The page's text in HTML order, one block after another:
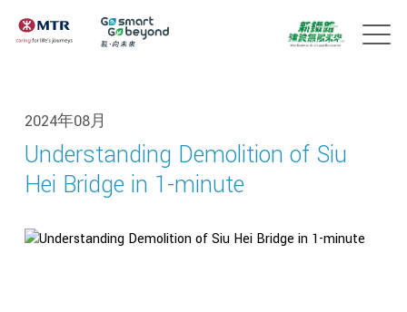
2024年08月
Understanding Demolition of Siu
Hei Bridge in 1-minute